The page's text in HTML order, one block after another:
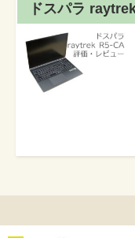
ドスパラ